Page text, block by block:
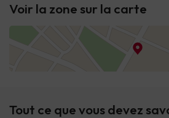
Voir la zone sur la carte
Tout ce que vous devez